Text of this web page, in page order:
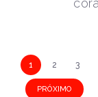
N
a
1 2 3
PRÓXIMO